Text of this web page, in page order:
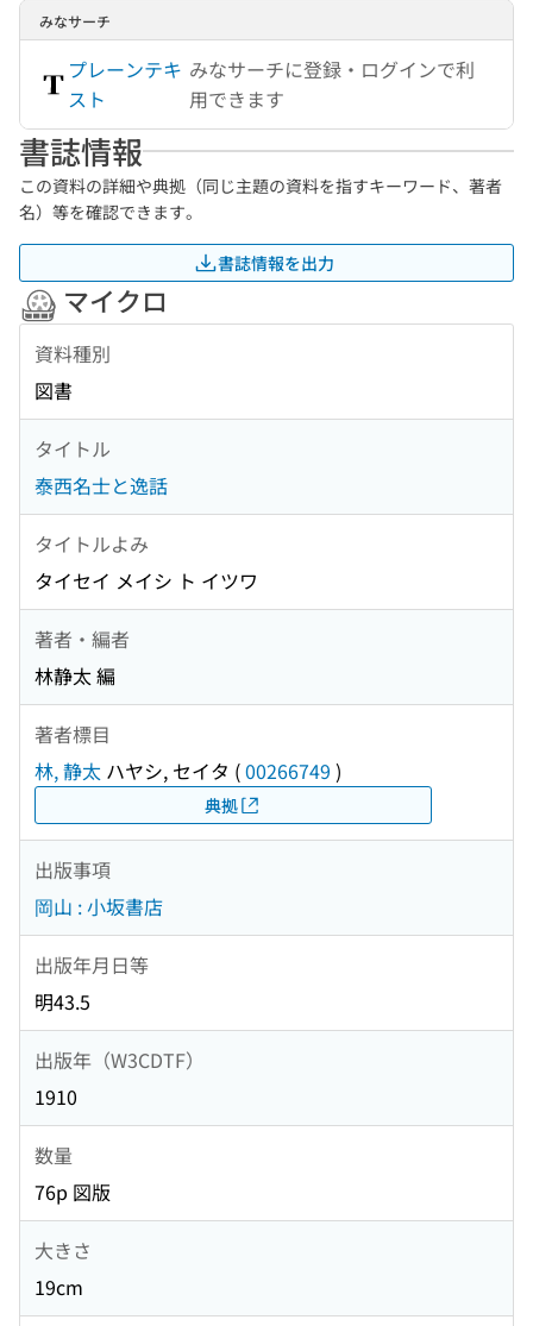
みなサーチ
プレーンテキ
スト
みなサーチに登録・ログインで利
用できます
書誌情報
この資料の詳細や典拠（同じ主題の資料を指すキーワード、著者
名）等を確認できます。
書誌情報を出力
マイクロ
資料種別
図書
タイトル
泰西名士と逸話
タイトルよみ
タイセイ メイシ ト イツワ
著者・編者
林静太 編
著者標目
林, 静太 ハヤシ, セイタ (00266749 )
典拠
出版事項
岡山 : 小坂書店
出版年月日等
明43.5
出版年（W3CDTF）
1910
数量
76p 図版
大きさ
19cm